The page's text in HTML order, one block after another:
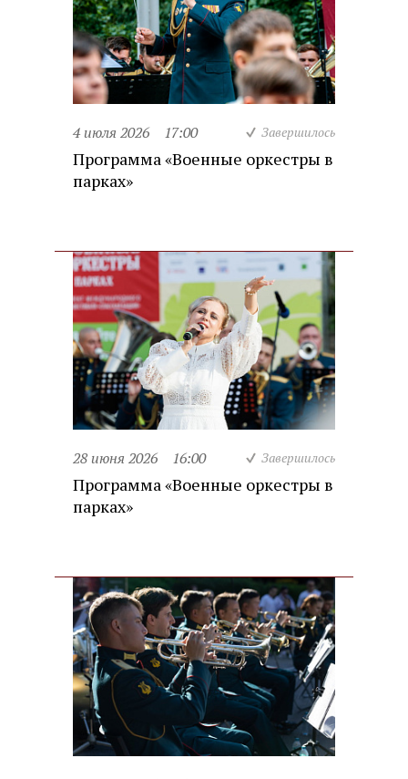
4 июля 2026 17:00 Завершилось
Программа «Военные оркестры в
парках»
28 июня 2026 16:00 Завершилось
Программа «Военные оркестры в
парках»